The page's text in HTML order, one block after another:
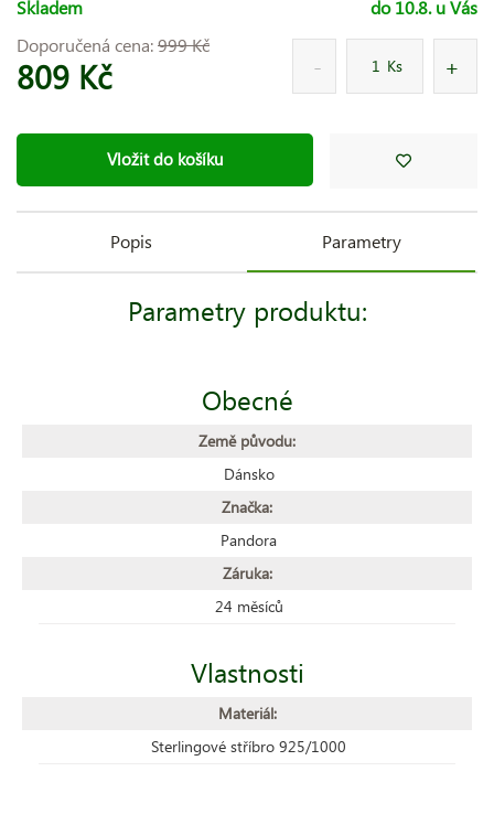
Skladem
do 10.8. u Vás
Doporučená cena:999 Kč
809 Kč Ks
Vložit do košíku
Popis Parametry
Parametry produktu:
Obecné
Země původu:
Dánsko
Značka:
Pandora
Záruka:
24 měsíců
Vlastnosti
Materiál:
Sterlingové stříbro 925/1000